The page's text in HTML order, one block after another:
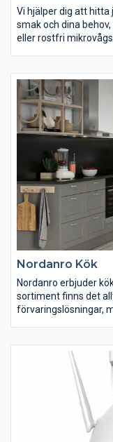
Vi hjälper dig att hitta
smak och dina
eller rostfri
bara några minuter.
med grillfunktioner
krispig yta på din mat.
Nordanro Kök
Nordanro erbjuder
sortiment finns det
förvaringslösningar,
oändliga. Vi erbjuder
förutsättningar och
köksinredare hittar